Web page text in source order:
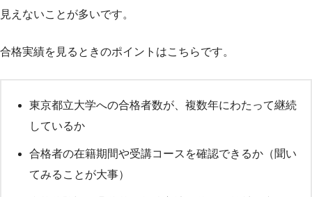
見えないことが多いです。
合格実績を見るときのポイントはこちらです。
東京都立大学への合格者数が、複数年にわたって継続
しているか
合格者の在籍期間や受講コースを確認できるか（聞い
てみることが大事）